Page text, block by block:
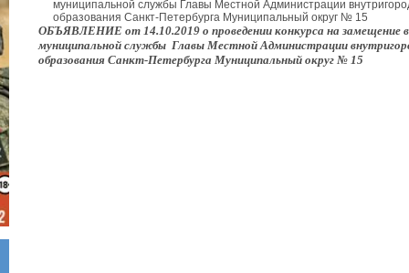
муниципальной службы Главы Местной Администрации
образования Санкт-Петербурга Муниципальный округ № 15
ОБЪЯВЛЕНИЕ от 14.10.2019 о проведении конкурса на замещение
муниципальной службы Главы Местной Администрации
образования Санкт-Петербурга Муниципальный округ № 15